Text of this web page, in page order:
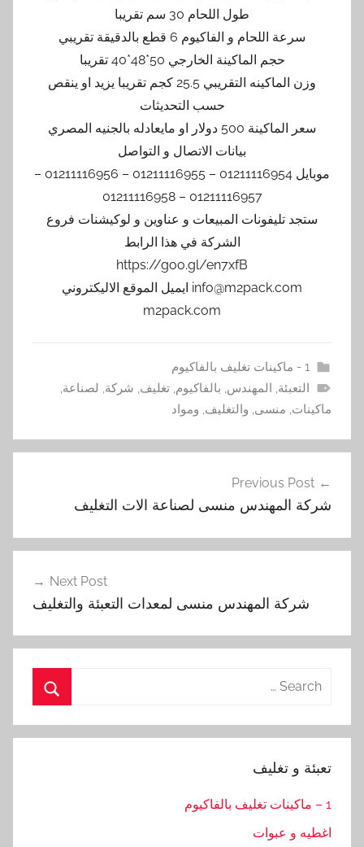
طول اللحام 30 سم تقريبا
سرعة اللحام و الفاكيوم 6 قطع بالدقيقة تقريبي
حجم الماكينة الخارجي 50*48*40 تقريبا
وزن الماكينه التقريبي 25.5 كجم تقريبا يزيد او ينقص
حسب التحديثات
سعر الماكينة 500 دولار او مايعادله بالجنيه المصري
بيانات الاتصال و التواصل
موبايل 01211116954 – 01211116955 – 01211116956 –
01211116957 – 01211116958
ستجد تليفونات المبيعات و عناوين و لوكيشنات فروع
الشركة في هذا الرابط
https://goo.gl/en7xfB
info@m2pack.com ايميل الموقع الاليكتروني
m2pack.com
1 - ماكينات تغليف بالفاكيوم
التعبئة, المهندس, بالفاكيوم,تغليف, شركة, لصناعة,
ماكينات, منسى, والتغليف, ومواد
المقالات
Previous Post
‏‏شركة المهندس منسى لصناعة الات التغليف
Next Post
شركة المهندس منسى لمعدات التعبئة والتغليف
Search
تعبئة و تغليف
1 – ماكينات تغليف بالفاكيوم
اغطيه و عبوات